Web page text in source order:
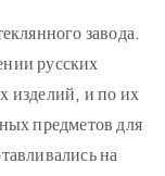
завода.
русских
изделий, и по их
предметов для
на